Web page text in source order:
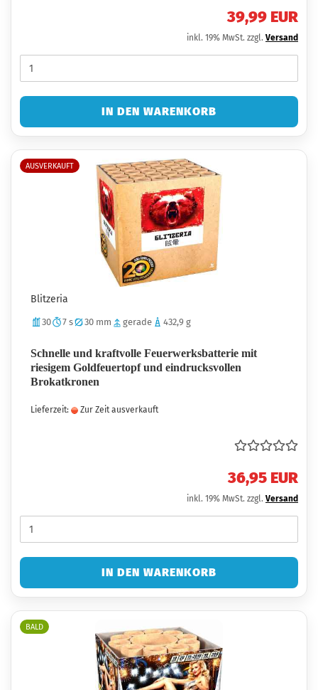
39,99 EUR
inkl. 19% MwSt. zzgl. Versand
IN DEN WARENKORB
AUSVERKAUFT
Blitzeria
30 7 s 30 mm gerade 432,9 g
Schnelle und kraftvolle Feuerwerksbatterie mit
riesigem Goldfeuertopf und eindrucksvollen
Brokatkronen
Lieferzeit: Zur Zeit ausverkauft
36,95 EUR
inkl. 19% MwSt. zzgl. Versand
IN DEN WARENKORB
BALD